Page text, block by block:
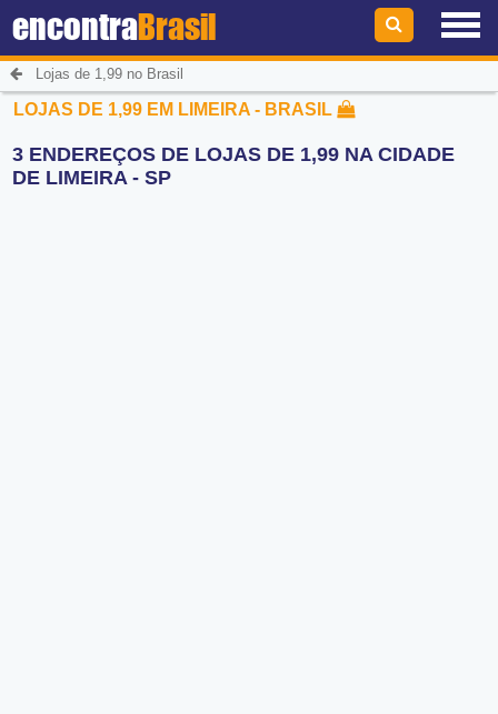
encontraBrasil
Lojas de 1,99 no Brasil
LOJAS DE 1,99 EM LIMEIRA - BRASIL
3 ENDEREÇOS DE LOJAS DE 1,99 NA CIDADE
DE LIMEIRA - SP